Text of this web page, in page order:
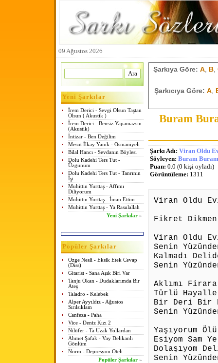
09 Ağustos 2026
Yeni Şarkılar
İrem Derici - Sevgi Olsun Taştan
Olsun ( Akustik )
İrem Derici - Bensiz Yapamazsın
(Akustik)
İntizar - Ben Değilim
Mesut İlkay Yanık - Osmaniyeli
Bilal Hancı - Sevdanın Böylesi
Dolu Kadehi Ters Tut -
Üzgünüm
Dolu Kadehi Ters Tut - Tanrının
İşi
Muhittin Yurttaş - Affımı
Diliyorum
Muhittin Yurttaş - İman Ettim
Muhittin Yurttaş - Ya Rasulallah
Yeni Şarkılar »
Popüler Şarkılar
Özge Nesli - Eksik Etek Cevap
(Diss)
Gitarist - Sana Aşık Biri Var
Tanju Okan - Dudaklarımda Bir
Ateş
Taladro - Kelebek
Alper Ayyıldız - Ağustos
Sırılsıklam
Canfeza - Paha
Vice - Deniz Kızı 2
Nilüfer - Ta Uzak Yollardan
Ahmet Şafak - Vay Delikanlı
Gönlüm
Norm - Depresyon Oteli
Popüler Şarkılar »
Şarkıya Göre: A, B,
Şarkıcıya Göre: A,
Buram
Şarkı Adı: Viran Oldu
Söyleyen: Buram
Puan: 0.0 (0 kişi oyladı)
Görüntüleme: 1311
Viran Oldu
Fikret
Viran Oldu
Senin
Kalmadı
Senin
Aklımı Firara
Türlü
Bir Deri Bir
Senin
Yaşıyorum
Esiyom Sam
Dolaşıyom
Senin